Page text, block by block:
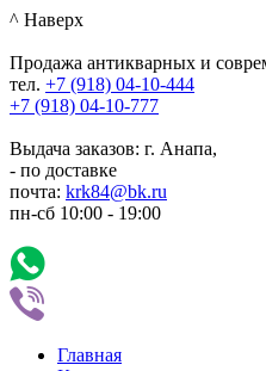
^ Наверх
Продажа антикварных и
тел. +7 (918) 04-10-444
+7 (918) 04-10-777
Выдача заказов: г. Анапа,
- по доставке
почта: krk84@bk.ru
пн-сб 10:00 - 19:00
Главная